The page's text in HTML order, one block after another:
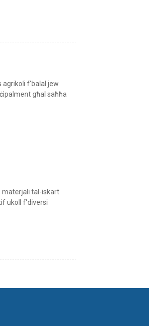
f'balal jew
għal saħħa
materjali tal-iskart
ukoll f'diversi